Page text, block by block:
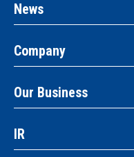
News
Company
Our Business
IR